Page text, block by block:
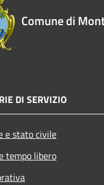
Comune di
DI SERVIZIO
e stato civile
tempo libero